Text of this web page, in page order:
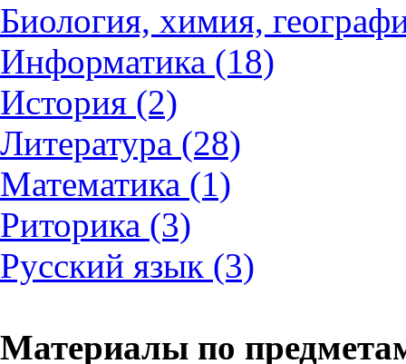
Биология, химия,
Информатика (18)
История (2)
Литература (28)
Математика (1)
Риторика (3)
Русский язык (3)
Материалы по